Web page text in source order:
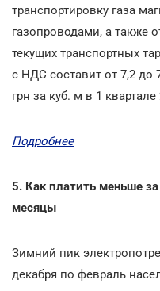
транспортировку газа
газопроводами, а также
текущих транспортных
с НДС составит от 7,2 до
грн за куб. м в 1 квартале
Подробнее
5. Как платить меньше
месяцы
Зимний пик
декабря по февраль